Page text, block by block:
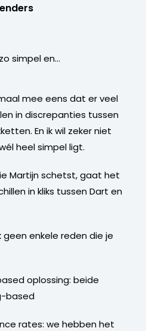
simpel en…
mee eens dat er veel
in discrepanties tussen
En ik wil zeker niet
heel simpel ligt.
Martijn schetst, gaat het
in kliks tussen Dart en
geen enkele reden die je
oplossing: beide
based
rates: we hebben het